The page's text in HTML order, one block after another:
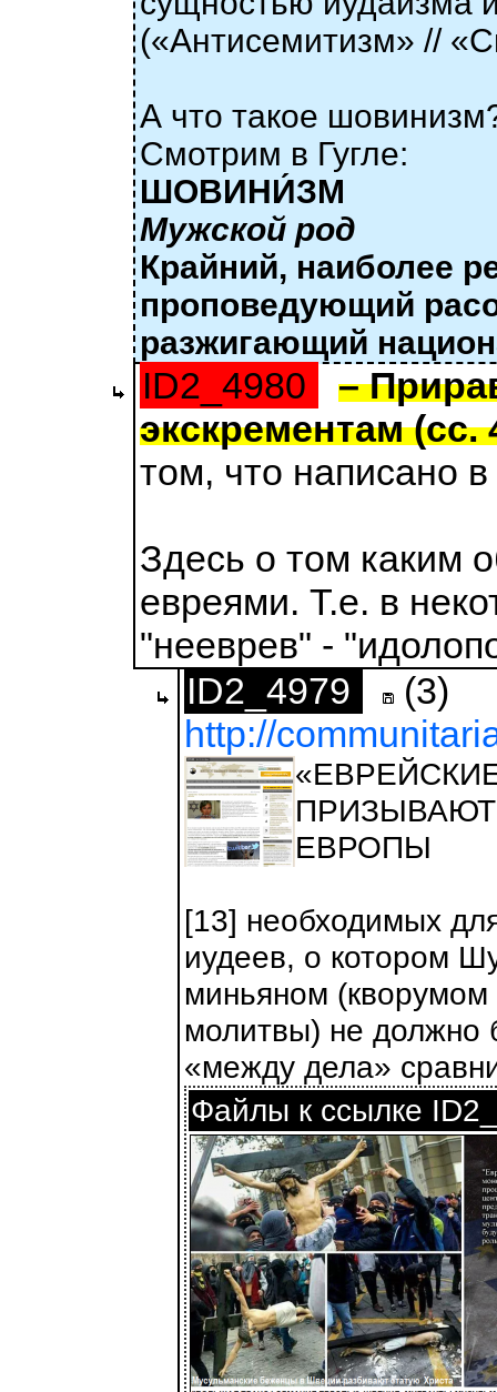
(«Антисемитизм» //
А что такое
Смотрим в Гугле:
ШОВИНИ́ЗМ
Мужской род
Крайний, наиболее
проповедующий
разжигающий
ID2_4980
–
экскрементам (сс.
том, что написано
Здесь о том каким
евреями. Т.е. в
"нееврев" -
ID2_4979
(3)
http://
ЕВРОПЫ
[13] необходимых
иудеев, о котором
миньяном (кворумом
молитвы) не должно
«между дела»
Файлы к ссылке